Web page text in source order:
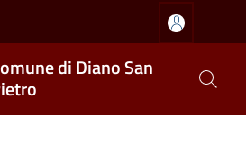
di Diano San